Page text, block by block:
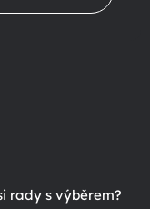
rady s výběrem?